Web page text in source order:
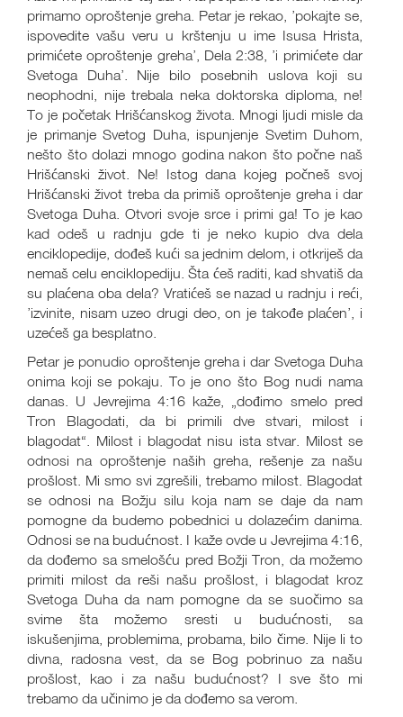
primamo oproštenje greha. Petar je rekao, ’pokajte se,
ispovedite vašu veru u krštenju u ime Isusa Hrista,
primićete oproštenje greha’, Dela 2:38, ’i primićete dar
Svetoga Duha’. Nije bilo posebnih uslova koji su
neophodni, nije trebala neka doktorska diploma, ne!
To je početak Hrišćanskog života. Mnogi ljudi misle da
je primanje Svetog Duha, ispunjenje Svetim Duhom,
nešto što dolazi mnogo godina nakon što počne naš
Hrišćanski život. Ne! Istog dana kojeg počneš svoj
Hrišćanski život treba da primiš oproštenje greha i dar
Svetoga Duha. Otvori svoje srce i primi ga! To je kao
kad odeš u radnju gde ti je neko kupio dva dela
enciklopedije, dođeš kući sa jednim delom, i otkriješ da
nemaš celu enciklopediju. Šta ćeš raditi, kad shvatiš da
su plaćena oba dela? Vratićeš se nazad u radnju i reći,
’izvinite, nisam uzeo drugi deo, on je takođe plaćen’, i
uzećeš ga besplatno.
Petar je ponudio oproštenje greha i dar Svetoga Duha
onima koji se pokaju. To je ono što Bog nudi nama
danas. U Jevrejima 4:16 kaže, „dođimo smelo pred
Tron Blagodati, da bi primili dve stvari, milost i
blagodat“. Milost i blagodat nisu ista stvar. Milost se
odnosi na oproštenje naših greha, rešenje za našu
prošlost. Mi smo svi zgrešili, trebamo milost. Blagodat
se odnosi na Božju silu koja nam se daje da nam
pomogne da budemo pobednici u dolazećim danima.
Odnosi se na budućnost. I kaže ovde u Jevrejima 4:16,
da dođemo sa smelošću pred Božji Tron, da možemo
primiti milost da reši našu prošlost, i blagodat kroz
Svetoga Duha da nam pomogne da se suočimo sa
svime šta možemo sresti u budućnosti, sa
iskušenjima, problemima, probama, bilo čime. Nije li to
divna, radosna vest, da se Bog pobrinuo za našu
prošlost, kao i za našu budućnost? I sve što mi
trebamo da učinimo je da dođemo sa verom.